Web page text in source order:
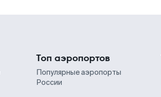
Топ аэропортов
Популярные аэропорты
России